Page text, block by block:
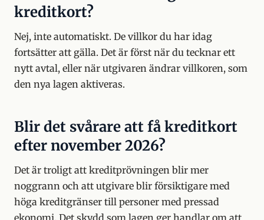
kreditkort?
Nej, inte automatiskt. De villkor du har idag
fortsätter att gälla. Det är först när du tecknar ett
nytt avtal, eller när utgivaren ändrar villkoren, som
den nya lagen aktiveras.
Blir det svårare att få kreditkort
efter november 2026?
Det är troligt att kreditprövningen blir mer
noggrann och att utgivare blir försiktigare med
höga kreditgränser till personer med pressad
ekonomi. Det skydd som lagen ger handlar om att